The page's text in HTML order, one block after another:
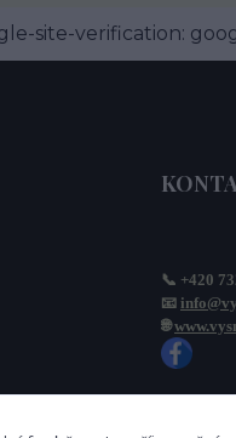
site-verification:
📞 +420
📧
🌐